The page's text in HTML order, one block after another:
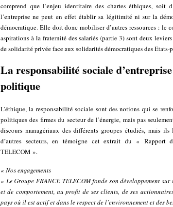
comprend que l’enjeu identitaire des chartes éthiques, soit
l’entreprise ne peut en effet établir sa légitimité ni sur la
démocratique. Elle doit donc mobiliser d’autres ressources : le
aspirations à la fraternité des salariés (partie 3) sont deux
de solidarité privée face aux solidarités démocratiques des Etats-
La responsabilité sociale
politique
L’éthique, la responsabilité sociale sont des notions qui se
politiques des firmes du secteur de l’énergie, mais pas
discours managériaux des différents groupes étudiés, mais
d’autres secteurs, en témoigne cet extrait du « Rapport
TELECOM ».
« Nos engagements
« Le Groupe FRANCE TELECOM fonde son développement
et de comportement, au profit de ses clients, de ses
pays où il est actif et dans le respect de l’environnement et des